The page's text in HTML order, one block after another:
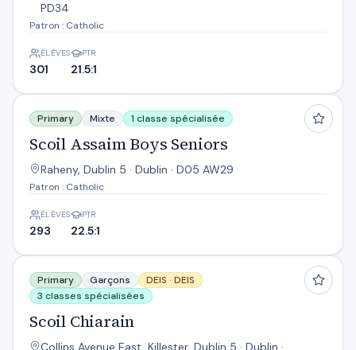
PD34
Patron : Catholic
ÉLÈVES
301
PTR
21.5:1
Scoil Assaim Boys Seniors
Primary Mixte 1 classe spécialisée
Scoil Assaim Boys Seniors
Raheny, Dublin 5 · Dublin · D05 AW29
Patron : Catholic
ÉLÈVES
293
PTR
22.5:1
Scoil Chiarain
Primary Garçons DEIS · DEIS
3 classes spécialisées
Scoil Chiarain
Collins Avenue East, Killester, Dublin 5 · Dublin ·